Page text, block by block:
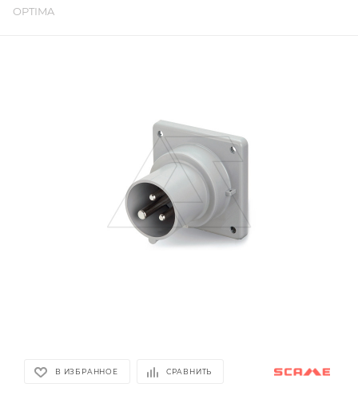
OPTIMA
В ИЗБРАННОЕ СРАВНИТЬ